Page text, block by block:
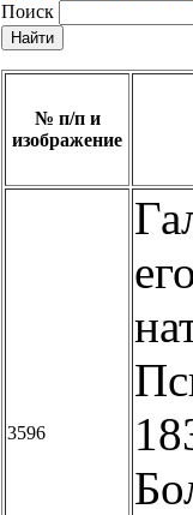
Поиск
№ п/п и
изображение
3596